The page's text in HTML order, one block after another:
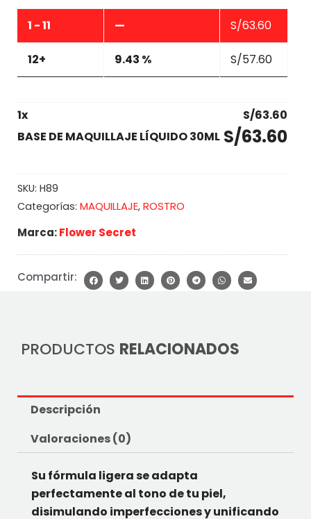
30ML
1 - 11 — S/63.60
12+ 9.43 % S/57.60
1x S/63.60
BASE DE MAQUILLAJE LÍQUIDO 30ML S/63.60
SKU: H89
Categorías: MAQUILLAJE, ROSTRO
Marca:Flower Secret
Compartir:
PRODUCTOS RELACIONADOS
Descripción
Valoraciones (0)
Su fórmula ligera se adapta
perfectamente al tono de tu piel,
disimulando imperfecciones y unificando